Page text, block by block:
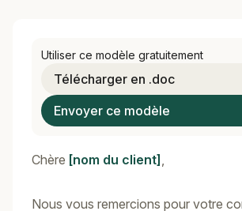
Utiliser ce modèle gratuitement
Télécharger en .doc
Envoyer ce modèle
Chère [nom du client] ,
Nous vous remercions pour votre